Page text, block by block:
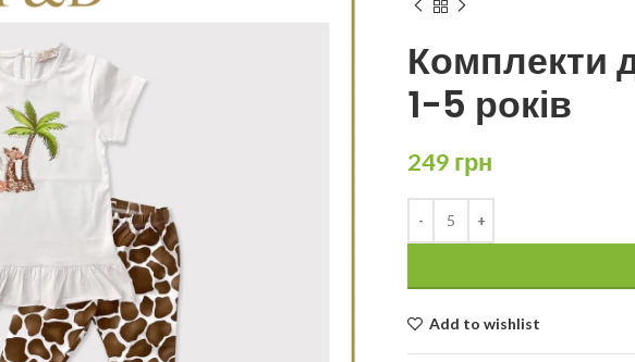
Комплекти
1-5 років
249 грн
Add to wishlist